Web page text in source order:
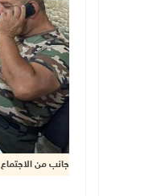
جانب من الاجتماع